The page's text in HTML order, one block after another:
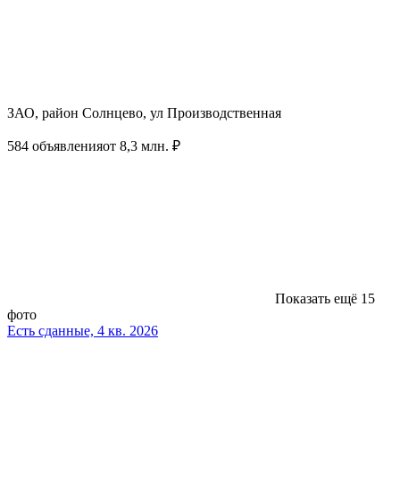
ЗАО, район Солнцево, ул Производственная
584 объявленияот 8,3 млн. ₽
Показать ещё 15
фото
Есть сданные, 4 кв. 2026